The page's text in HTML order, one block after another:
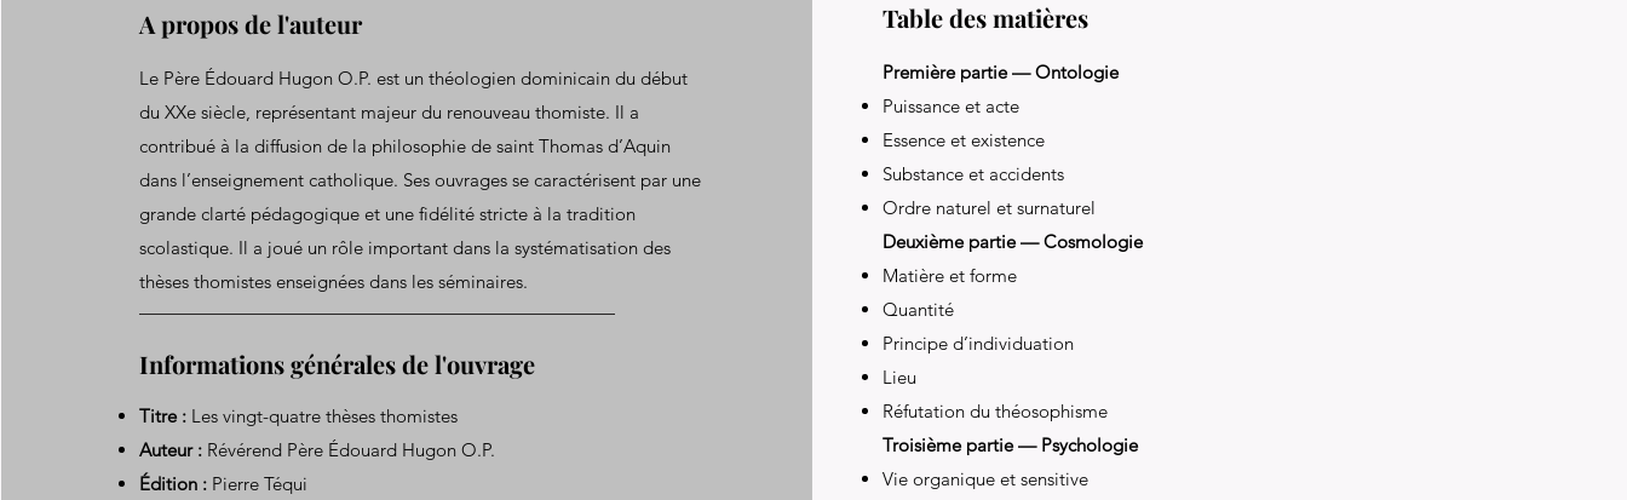
A propos de l'auteur
Le Père Édouard Hugon O.P. est un théologien dominicain du début
du XXe siècle, représentant majeur du renouveau thomiste. Il a
contribué à la diffusion de la philosophie de saint Thomas d’Aquin
dans l’enseignement catholique. Ses ouvrages se caractérisent par une
grande clarté pédagogique et une fidélité stricte à la tradition
scolastique. Il a joué un rôle important dans la systématisation des
thèses thomistes enseignées dans les séminaires.
Informations générales de l'ouvrage
Titre : Les vingt-quatre thèses thomistes
Auteur : Révérend Père Édouard Hugon O.P.
Édition : Pierre Téqui
Table des matières
Première partie — Ontologie
Puissance et acte
Essence et existence
Substance et accidents
Ordre naturel et surnaturel
Deuxième partie — Cosmologie
Matière et forme
Quantité
Principe d’individuation
Lieu
Réfutation du théosophisme
Troisième partie — Psychologie
Vie organique et sensitive